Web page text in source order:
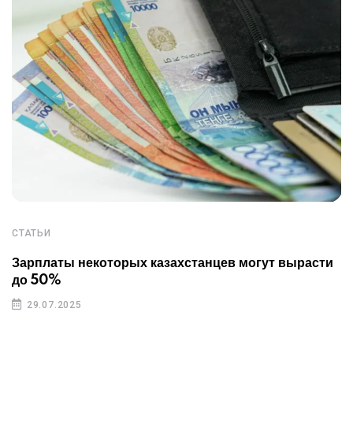
СТАТЬИ
Зарплаты некоторых казахстанцев могут вырасти
до 50%
29.07.2025